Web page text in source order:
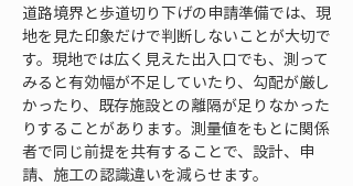
道路境界と歩道切り下げの申請準備では、現
地を見た印象だけで判断しないことが大切で
す。現地では広く見えた出入口でも、測って
みると有効幅が不足していたり、勾配が厳し
かったり、既存施設との離隔が足りなかった
りすることがあります。測量値をもとに関係
者で同じ前提を共有することで、設計、申
請、施工の認識違いを減らせます。